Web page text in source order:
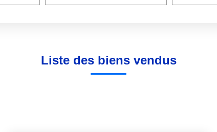
Liste des biens vendus